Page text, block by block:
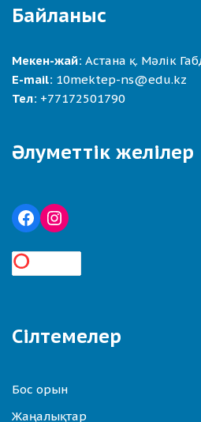
Байланыс
Мекен-жай: Астана қ. Мәлік
E-mail: 10mektep-ns@edu.kz
Тел: +77172501790
Әлуметтік желілер
Сілтемелер
Бос орын
Жаңалықтар